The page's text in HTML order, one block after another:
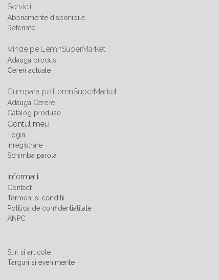
Servicii
Abonamente disponibile
Referinte
Vinde pe LemnSuperMarket
Adauga produs
Cereri actuale
Cumpara pe LemnSuperMarket
Adauga Cerere
Catalog produse
Contul meu
Login
Inregistrare
Schimba parola
Informatii
Contact
Termeni si conditii
Politica de confidentialitate
ANPC
Stiri si articole
Targuri si evenimente